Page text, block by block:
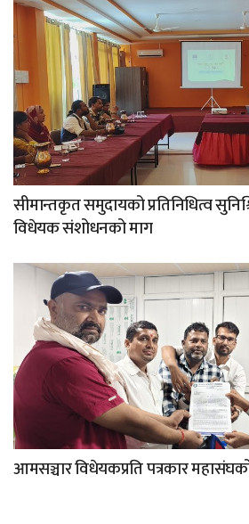
सीमान्तकृत समुदायको प्रतिनिधित्व
विधेयक संशोधनको माग
आमसञ्चार विधेयकप्रति पत्रकार